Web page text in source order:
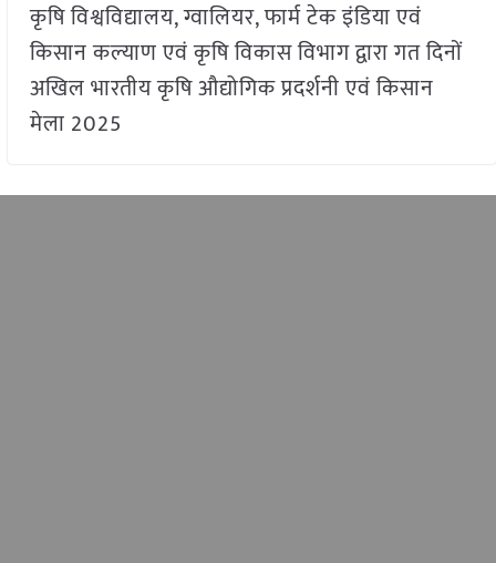
कृषि विश्वविद्यालय, ग्वालियर, फार्म टेक इंडिया एवं
किसान कल्याण एवं कृषि विकास विभाग द्वारा गत दिनों
अखिल भारतीय कृषि औद्योगिक प्रदर्शनी एवं किसान
मेला 2025